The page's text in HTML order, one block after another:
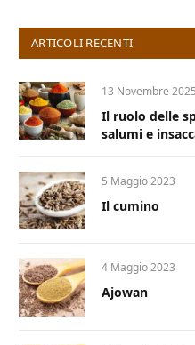
ARTICOLI RECENTI
13 Novembre 2025
Il ruolo delle
salumi e
5 Maggio 2023
Il cumino
4 Maggio 2023
Ajowan